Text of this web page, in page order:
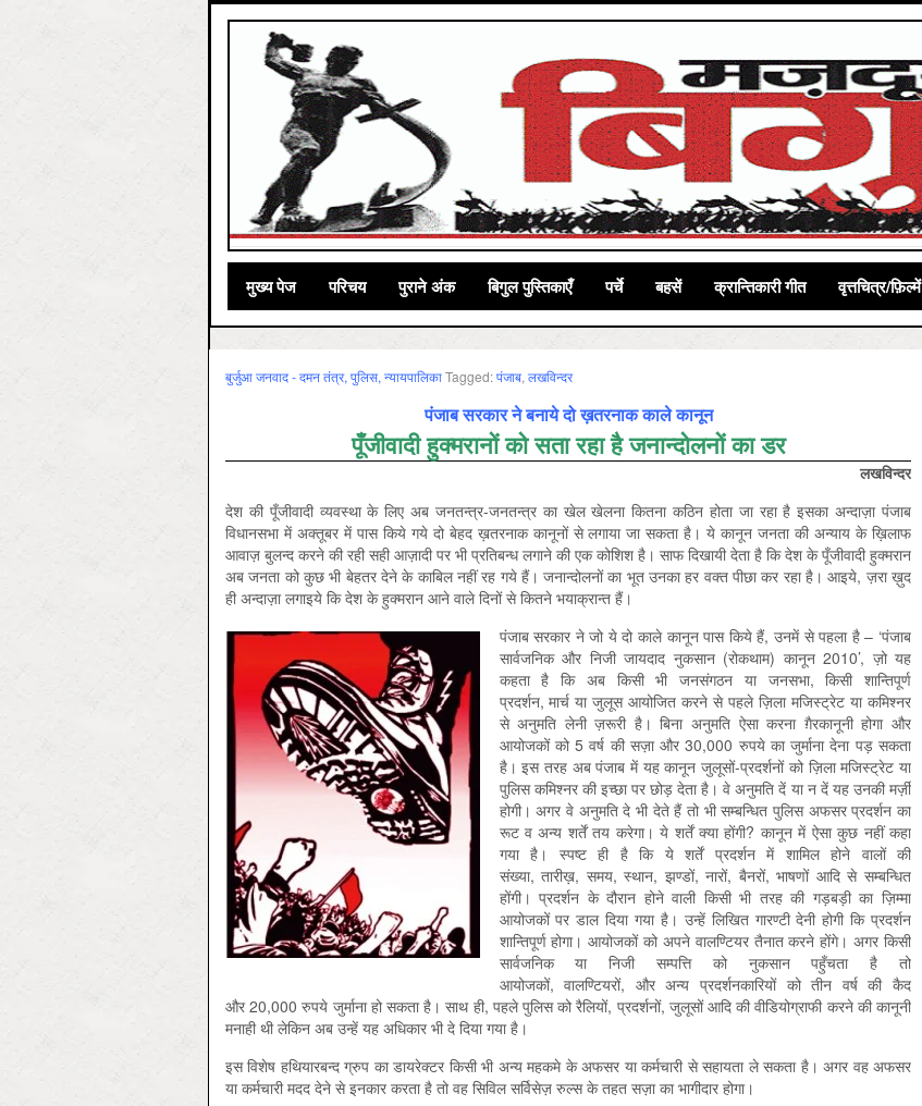
मुख्‍य पेज परिचय पुराने अंक बिगुल पुस्तिकाएँ पर्चे बहसें क्रान्तिकारी गीत वृत्तचित्र/फ़िल्में
बुर्जुआ जनवाद - दमन तंत्र, पुलिस, न्‍यायपालिकाTagged:पंजाब, लखविन्‍दर
पंजाब सरकार ने बनाये दो ख़तरनाक काले कानून
पूँजीवादी हुक्मरानों को सता रहा है जनान्दोलनों का डर
लखविन्दर
देश की पूँजीवादी व्यवस्था के लिए अब जनतन्त्र-जनतन्त्र का खेल खेलना कितना कठिन होता जा रहा है इसका अन्दाज़ा पंजाब
विधानसभा में अक्तूबर में पास किये गये दो बेहद ख़तरनाक कानूनों से लगाया जा सकता है। ये कानून जनता की अन्याय के ख़िलाफ
आवाज़ बुलन्द करने की रही सही आज़ादी पर भी प्रतिबन्ध लगाने की एक कोशिश है। साफ दिखायी देता है कि देश के पूँजीवादी हुक्मरान
अब जनता को कुछ भी बेहतर देने के काबिल नहीं रह गये हैं। जनान्दोलनों का भूत उनका हर वक्त पीछा कर रहा है। आइये, ज़रा ख़ुद
ही अन्दाज़ा लगाइये कि देश के हुक्मरान आने वाले दिनों से कितने भयाक्रान्त हैं।
पंजाब सरकार ने जो ये दो काले कानून पास किये हैं, उनमें से पहला है – ‘पंजाब
सार्वजनिक और निजी जायदाद नुकसान (रोकथाम) कानून 2010’, ज़ो यह
कहता है कि अब किसी भी जनसंगठन या जनसभा, किसी शान्तिपूर्ण
प्रदर्शन, मार्च या जुलूस आयोजित करने से पहले ज़िला मजिस्ट्रेट या कमिश्नर
से अनुमति लेनी ज़रूरी है। बिना अनुमति ऐसा करना ग़ैरकानूनी होगा और
आयोजकों को 5 वर्ष की सज़ा और 30,000 रुपये का जुर्माना देना पड़ सकता
है। इस तरह अब पंजाब में यह कानून जुलूसों-प्रदर्शनों को ज़िला मजिस्ट्रेट या
पुलिस कमिश्नर की इच्छा पर छोड़ देता है। वे अनुमति दें या न दें यह उनकी मर्ज़ी
होगी। अगर वे अनुमति दे भी देते हैं तो भी सम्बन्धित पुलिस अफसर प्रदर्शन का
रूट व अन्य शर्तें तय करेगा। ये शर्तें क्या होंगी? कानून में ऐसा कुछ नहीं कहा
गया है। स्पष्ट ही है कि ये शर्तें प्रदर्शन में शामिल होने वालों की
संख्या, तारीख़, समय, स्थान, झण्डों, नारों, बैनरों, भाषणों आदि से सम्बन्धित
होंगी। प्रदर्शन के दौरान होने वाली किसी भी तरह की गड़बड़ी का ज़िम्मा
आयोजकों पर डाल दिया गया है। उन्हें लिखित गारण्टी देनी होगी कि प्रदर्शन
शान्तिपूर्ण होगा। आयोजकों को अपने वालण्टियर तैनात करने होंगे। अगर किसी
सार्वजनिक या निजी सम्पत्ति को नुकसान पहुँचता है तो
आयोजकों, वालण्टियरों, और अन्य प्रदर्शनकारियों को तीन वर्ष की कैद
और 20,000 रुपये जुर्माना हो सकता है। साथ ही, पहले पुलिस को रैलियों, प्रदर्शनों, जुलूसों आदि की वीडियोग्राफी करने की कानूनी
मनाही थी लेकिन अब उन्हें यह अधिकार भी दे दिया गया है।
इस विशेष हथियारबन्द ग्रुप का डायरेक्टर किसी भी अन्य महकमे के अफसर या कर्मचारी से सहायता ले सकता है। अगर वह अफसर
या कर्मचारी मदद देने से इनकार करता है तो वह सिविल सर्विसेज़ रुल्स के तहत सज़ा का भागीदार होगा।